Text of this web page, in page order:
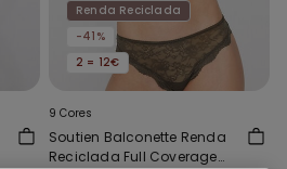
Renda Reciclada
-41%
2 = 12€
9 Cores
Soutien Balconette Renda
Reciclada Full Coverage